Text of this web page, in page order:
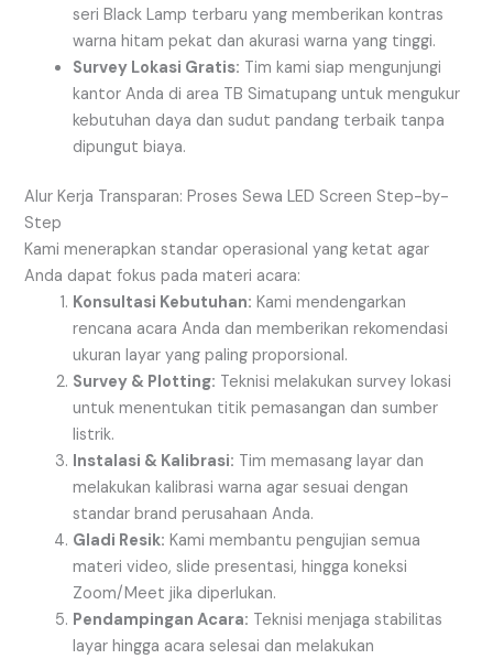
seri Black Lamp terbaru yang memberikan kontras
warna hitam pekat dan akurasi warna yang tinggi.
Survey Lokasi Gratis: Tim kami siap mengunjungi
kantor Anda di area TB Simatupang untuk mengukur
kebutuhan daya dan sudut pandang terbaik tanpa
dipungut biaya.
Alur Kerja Transparan: Proses Sewa LED Screen Step-by-
Step
Kami menerapkan standar operasional yang ketat agar
Anda dapat fokus pada materi acara:
Konsultasi Kebutuhan: Kami mendengarkan
rencana acara Anda dan memberikan rekomendasi
ukuran layar yang paling proporsional.
Survey & Plotting: Teknisi melakukan survey lokasi
untuk menentukan titik pemasangan dan sumber
listrik.
Instalasi & Kalibrasi: Tim memasang layar dan
melakukan kalibrasi warna agar sesuai dengan
standar brand perusahaan Anda.
Gladi Resik: Kami membantu pengujian semua
materi video, slide presentasi, hingga koneksi
Zoom/Meet jika diperlukan.
Pendampingan Acara: Teknisi menjaga stabilitas
layar hingga acara selesai dan melakukan